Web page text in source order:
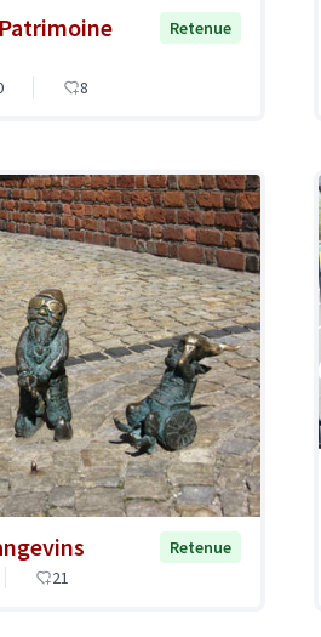
Retenue
8
Retenue
21